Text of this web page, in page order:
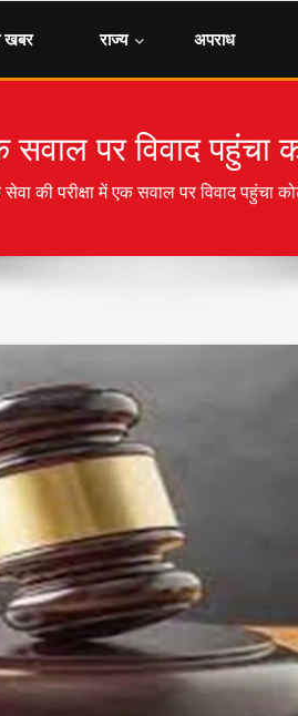
खबर राज्य अपराध
सवाल पर विवाद पहुंचा
सेवा की परीक्षा में एक सवाल पर विवाद पहुंचा